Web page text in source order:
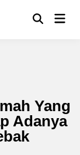
OpenMain
Yang
Adanya